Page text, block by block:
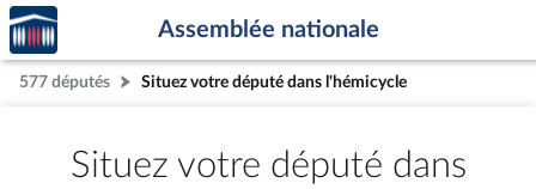
Aller au contenu
Aller en bas de la page
Accèder
à la
page
d'accueil
Assemblée nationale
577 députés Situez votre député dans l'hémicycle
Situez votre député dans